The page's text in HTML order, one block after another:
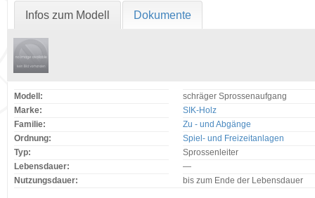
Infos zum Modell Dokumente
Modell:
schräger Sprossenaufgang
Marke:
SIK-Holz
Familie:
Zu - und Abgänge
Ordnung:
Spiel- und Freizeitanlagen
Typ:
Sprossenleiter
Lebensdauer:
—
Nutzungsdauer:
bis zum Ende der Lebensdauer